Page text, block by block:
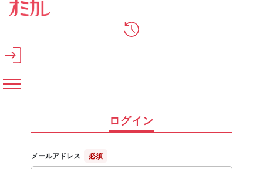
メインコンテンツへスキップ
ログイン
メールアドレス 必須